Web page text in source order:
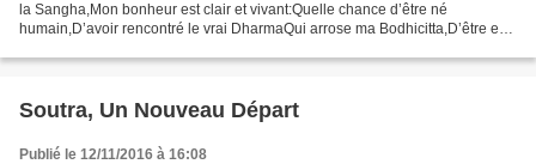
la Sangha,Mon bonheur est clair et vivant:Quelle chance d’être né
humain,D’avoir rencontré le vrai DharmaQui arrose ma Bodhicitta,D’être en
Soutra, Un Nouveau Départ
Publié le 12/11/2016 à 16:08